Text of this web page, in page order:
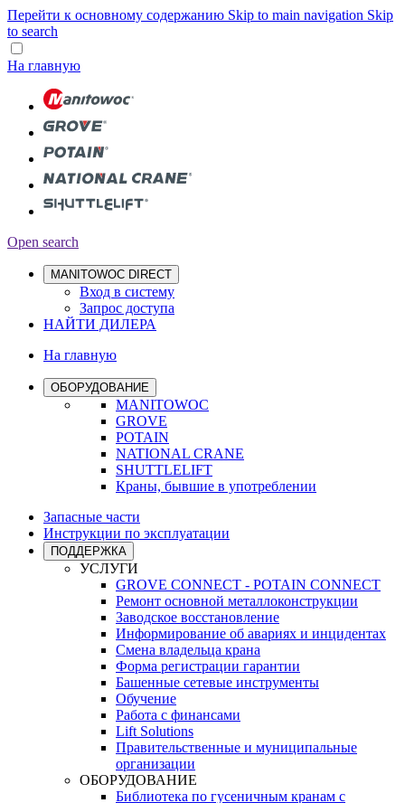
Перейти к основному содержанию Skip to main navigation Skip
to search
На главную
Open search
MANITOWOC DIRECT
Вход в систему
Запрос доступа
НАЙТИ ДИЛЕРА
На главную
ОБОРУДОВАНИЕ
MANITOWOC
GROVE
POTAIN
NATIONAL CRANE
SHUTTLELIFT
Краны, бывшие в употреблении
Запасные части
Инструкции по эксплуатации
ПОДДЕРЖКА
УСЛУГИ
GROVE CONNECT - POTAIN CONNECT
Ремонт основной металлоконструкции
Заводское восстановление
Информирование об авариях и инцидентах
Смена владельца крана
Форма регистрации гарантии
Башенные сетевые инструменты
Обучение
Работа с финансами
Lift Solutions
Правительственные и муниципальные
организации
ОБОРУДОВАНИЕ
Библиотека по гусеничным кранам с